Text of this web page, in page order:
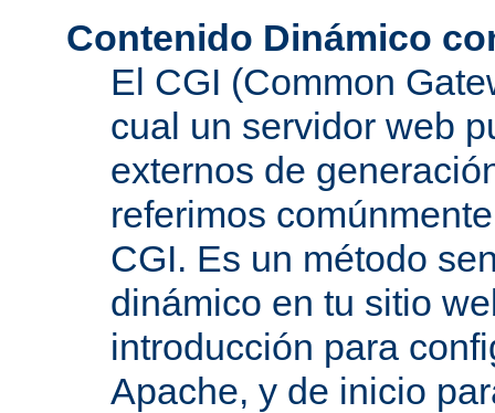
Contenido Dinámico
El CGI (Common
cual un servidor web
externos de
referimos
CGI. Es un método
dinámico en tu sitio
introducción para
Apache, y de inicio